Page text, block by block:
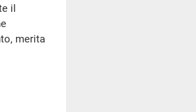
il
merita